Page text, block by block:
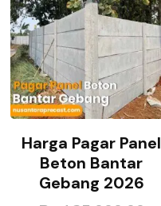
Harga Pagar Panel
Beton Bantar
Gebang 2026